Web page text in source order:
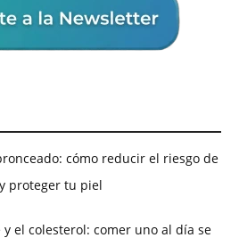
cómo reducir el riesgo de
proteger tu piel
y el colesterol: comer uno al día se